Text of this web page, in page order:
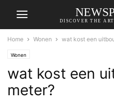
DISCOVER THE
Home Wonen wat kost een
Wonen
wat kost een
meter?